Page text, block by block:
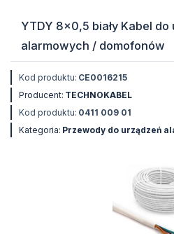
YTDY 8x0,5 biały Kabel do
alarmowych / domofonów
Kod produktu: CE0016215
Producent: TECHNOKABEL
Kod produktu: 0411 009 01
Kategoria: Przewody do urządzeń